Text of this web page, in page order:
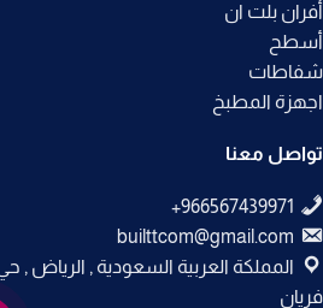
أفران بلت ان
أسطح
شفاطات
اجهزة المطبخ
تواصل معنا
builttcom@gmail.com
المملكة العربية السعودية , الرياض ,
فريان